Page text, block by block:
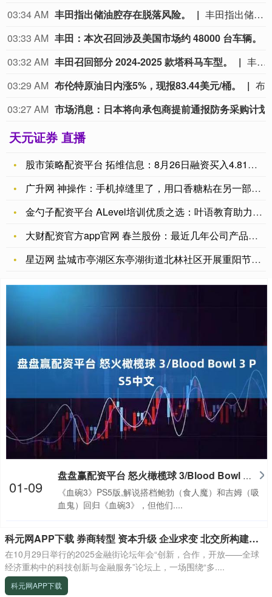
03:34 AM 丰田指出储油腔存在脱落风险。
丰田指出储油腔存在脱落风险。
03:33 AM 丰田：本次召回涉及美国市场约 48000 台车辆。
03:32 AM 丰田召回部分 2024‑2025 款塔科马车型。
丰田召回部分 2024‑2025 款塔科马车型。
03:29 AM 布伦特原油日内涨5%，现报83.44美元/桶。
03:27 AM
天元证券 直播
股市策略配资平台 拓维信息：8月26日融资买入4.81亿元，
广升网 神操作：手机掉缝里了，用口香糖粘在另一部手机上，成功
金勺子配资平台 ALevel培训优质之选：叶语教育助力学子腾
大财配资官方app官网 春兰股份：最近几年公司产品都是在国内
星迈网 盐城市亭湖区东亭湖街道北林社区开展重阳节文艺演出活动
盘盘赢配资平台 怒火橄榄球 3/Blood Bowl 3 PS5中文
《血碗3》PS5版,解说搭档鲍勃（食人魔）和吉姆（吸
血鬼）回归《血碗3》，但他们....
01-09
科元网APP下载 券商转型 资本升级 企业求变 北交所构建服务专精特新中小企业新生态
在10月29日举行的2025金融街论坛年会“创新，合作，开放——全球
经济重构中的科技创新与金融服务”论坛上，一场围绕“多....
科元网APP下载